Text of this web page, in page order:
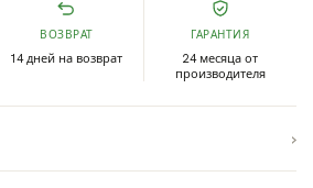
ВОЗВРАТ
14 дней на возврат
ГАРАНТИЯ
24 месяца от
производителя
›